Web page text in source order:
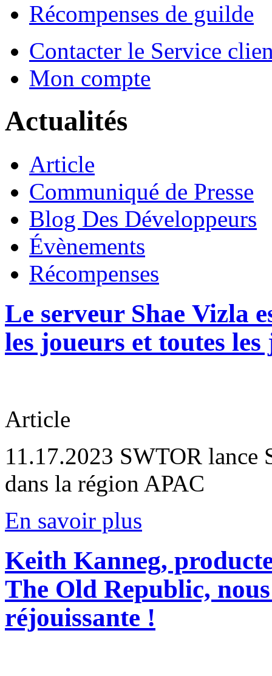
Récompenses de guilde
Contacter le Service
Mon compte
Actualités
Article
Communiqué de Presse
Blog Des Développeurs
Évènements
Récompenses
Le serveur Shae Vizla
les joueurs et toutes les
Article
11.17.2023 SWTOR lance
dans la région APAC
En savoir plus
Keith Kanneg,
The Old Republic,
réjouissante !